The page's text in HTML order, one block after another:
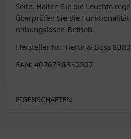
Seite. Halten Sie die Leuchte
überprüfen Sie die
reibungslosen Betrieb.
Hersteller Nr.: Herth & Buss
EAN: 4026736330507
EIGENSCHAFTEN